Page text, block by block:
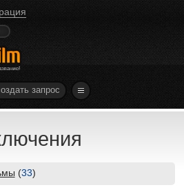
запрос
(33)